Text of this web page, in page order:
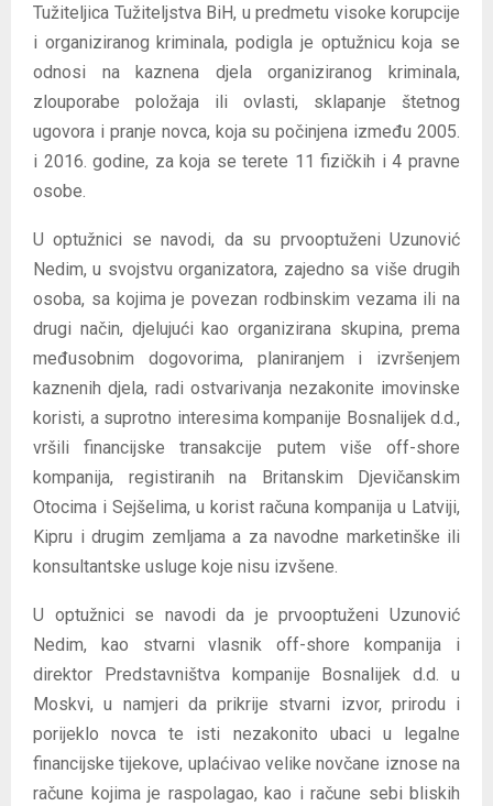
Tužiteljica Tužiteljstva BiH, u predmetu visoke korupcije
i organiziranog kriminala, podigla je optužnicu koja se
odnosi na kaznena djela organiziranog kriminala,
zlouporabe položaja ili ovlasti, sklapanje štetnog
ugovora i pranje novca, koja su počinjena između 2005.
i 2016. godine, za koja se terete 11 fizičkih i 4 pravne
osobe.
U optužnici se navodi, da su prvooptuženi Uzunović
Nedim, u svojstvu organizatora, zajedno sa više drugih
osoba, sa kojima je povezan rodbinskim vezama ili na
drugi način, djelujući kao organizirana skupina, prema
međusobnim dogovorima, planiranjem i izvršenjem
kaznenih djela, radi ostvarivanja nezakonite imovinske
koristi, a suprotno interesima kompanije Bosnalijek d.d.,
vršili financijske transakcije putem više off-shore
kompanija, registiranih na Britanskim Djevičanskim
Otocima i Sejšelima, u korist računa kompanija u Latviji,
Kipru i drugim zemljama a za navodne marketinške ili
konsultantske usluge koje nisu izvšene.
U optužnici se navodi da je prvooptuženi Uzunović
Nedim, kao stvarni vlasnik off-shore kompanija i
direktor Predstavništva kompanije Bosnalijek d.d. u
Moskvi, u namjeri da prikrije stvarni izvor, prirodu i
porijeklo novca te isti nezakonito ubaci u legalne
financijske tijekove, uplaćivao velike novčane iznose na
račune kojima je raspolagao, kao i račune sebi bliskih